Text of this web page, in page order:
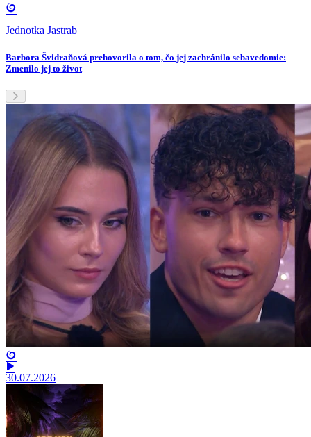
Jednotka Jastrab
Barbora Švidraňová prehovorila o tom, čo jej zachránilo sebavedomie:
Zmenilo jej to život
30.07.2026